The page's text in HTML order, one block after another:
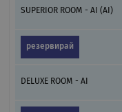
SUPERIOR ROOM - AI (AI)
резервирай
DELUXE ROOM - AI